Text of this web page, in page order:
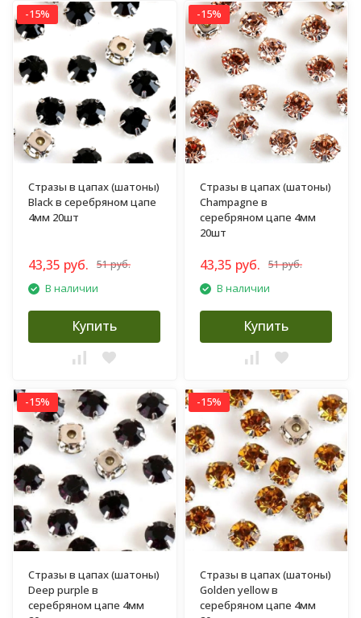
-15%
Стразы в цапах (шатоны)
Black в серебряном цапе
4мм 20шт
43,35 руб. 51 руб.
В наличии
Купить
-15%
Стразы в цапах (шатоны)
Champagne в
серебряном цапе 4мм
20шт
43,35 руб. 51 руб.
В наличии
Купить
-15%
Стразы в цапах (шатоны)
Deep purple в
серебряном цапе 4мм
-15%
Стразы в цапах (шатоны)
Golden yellow в
серебряном цапе 4мм